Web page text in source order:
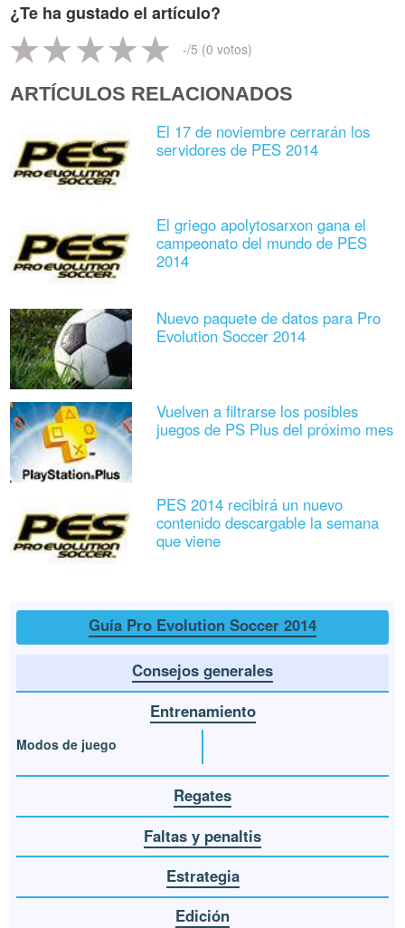
¿Te ha gustado el artículo?
-/5 (0 votos)
ARTÍCULOS RELACIONADOS
El 17 de noviembre cerrarán los
servidores de PES 2014
El griego apolytosarxon gana el
campeonato del mundo de PES
2014
Nuevo paquete de datos para Pro
Evolution Soccer 2014
Vuelven a filtrarse los posibles
juegos de PS Plus del próximo mes
PES 2014 recibirá un nuevo
contenido descargable la semana
que viene
Guía Pro Evolution Soccer 2014
Consejos generales
Entrenamiento
Modos de juego
Regates
Faltas y penaltis
Estrategia
Edición